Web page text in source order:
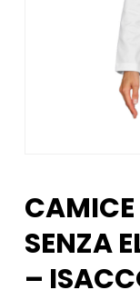
CAMICE
SENZA
–